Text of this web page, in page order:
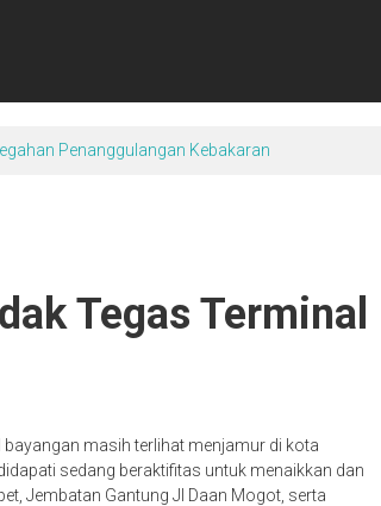
Penanggulangan Kebakaran
Tegas Terminal
bayangan masih terlihat menjamur di kota
sedang beraktifitas untuk menaikkan dan
Jembatan Gantung Jl Daan Mogot, serta